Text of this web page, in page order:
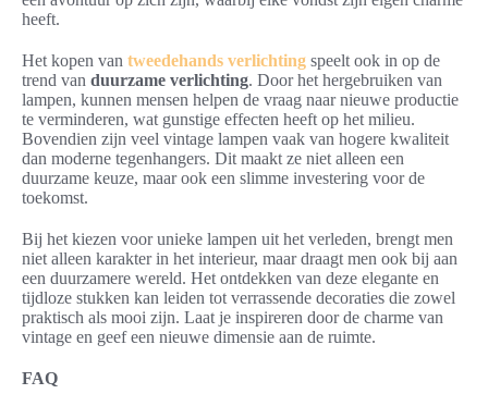
heeft.
Het kopen van tweedehands verlichting speelt ook in op de
trend van duurzame verlichting. Door het hergebruiken van
lampen, kunnen mensen helpen de vraag naar nieuwe productie
te verminderen, wat gunstige effecten heeft op het milieu.
Bovendien zijn veel vintage lampen vaak van hogere kwaliteit
dan moderne tegenhangers. Dit maakt ze niet alleen een
duurzame keuze, maar ook een slimme investering voor de
toekomst.
Bij het kiezen voor unieke lampen uit het verleden, brengt men
niet alleen karakter in het interieur, maar draagt men ook bij aan
een duurzamere wereld. Het ontdekken van deze elegante en
tijdloze stukken kan leiden tot verrassende decoraties die zowel
praktisch als mooi zijn. Laat je inspireren door de charme van
vintage en geef een nieuwe dimensie aan de ruimte.
FAQ